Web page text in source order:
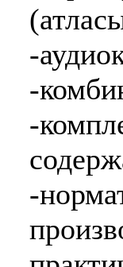
-
-
-
-